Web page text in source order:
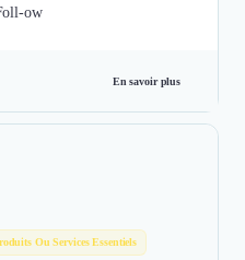
ow
En savoir plus
Ou Services Essentiels